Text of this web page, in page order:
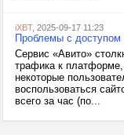
iXBT, 2025-09-17 11:23
Проблемы с доступом
Сервис «Авито»
трафика к
некоторые
воспользоваться
всего за час (по...